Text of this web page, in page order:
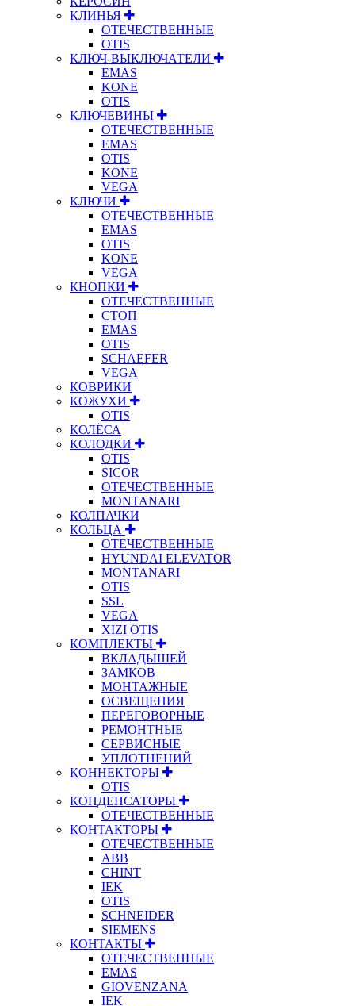
КЛИНЬЯ
ОТЕЧЕСТВЕННЫЕ
OTIS
КЛЮЧ-ВЫКЛЮЧАТЕЛИ
EMAS
KONE
OTIS
КЛЮЧЕВИНЫ
ОТЕЧЕСТВЕННЫЕ
EMAS
OTIS
KONE
VEGA
КЛЮЧИ
ОТЕЧЕСТВЕННЫЕ
EMAS
OTIS
KONE
VEGA
КНОПКИ
ОТЕЧЕСТВЕННЫЕ
СТОП
EMAS
OTIS
SCHAEFER
VEGA
КОВРИКИ
КОЖУХИ
OTIS
КОЛЁСА
КОЛОДКИ
OTIS
SICOR
ОТЕЧЕСТВЕННЫЕ
MONTANARI
КОЛПАЧКИ
КОЛЬЦА
ОТЕЧЕСТВЕННЫЕ
HYUNDAI ELEVATOR
MONTANARI
OTIS
SSL
VEGA
XIZI OTIS
КОМПЛЕКТЫ
ВКЛАДЫШЕЙ
ЗАМКОВ
МОНТАЖНЫЕ
ОСВЕЩЕНИЯ
ПЕРЕГОВОРНЫЕ
РЕМОНТНЫЕ
СЕРВИСНЫЕ
УПЛОТНЕНИЙ
КОННЕКТОРЫ
OTIS
КОНДЕНСАТОРЫ
ОТЕЧЕСТВЕННЫЕ
КОНТАКТОРЫ
ОТЕЧЕСТВЕННЫЕ
ABB
CHINT
IEK
OTIS
SCHNEIDER
SIEMENS
КОНТАКТЫ
ОТЕЧЕСТВЕННЫЕ
EMAS
GIOVENZANA
IEK